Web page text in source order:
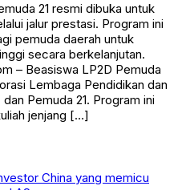
21 resmi dibuka untuk
jalur prestasi. Program ini
pemuda daerah untuk
secara berkelanjutan.
– Beasiswa LP2D Pemuda
Lembaga Pendidikan dan
Pemuda 21. Program ini
jenjang […]